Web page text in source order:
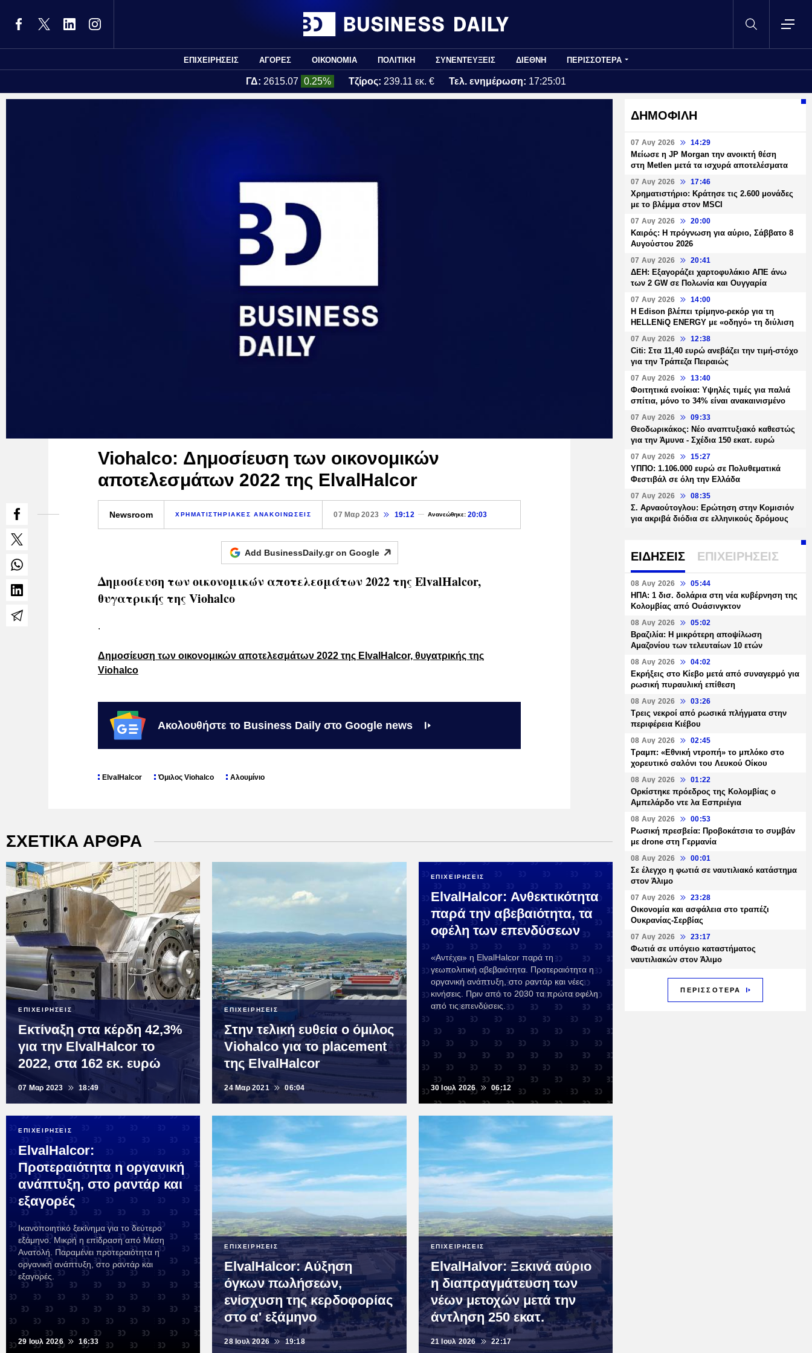
ΕΠΙΧΕΙΡΗΣΕΙΣ ΑΓΟΡΕΣ ΟΙΚΟΝΟΜΙΑ ΠΟΛΙΤΙΚΗ ΣΥΝΕΝΤΕΥΞΕΙΣ ΔΙΕΘΝΗ ΠΕΡΙΣΣΟΤΕΡΑ
ΓΔ: 2615.07 0.25% Τζίρος: 239.11 εκ. € Τελ. ενημέρωση: 17:25:01
Viohalco: Δημοσίευση των οικονομικών
αποτελεσμάτων 2022 της ElvalHalcor
Newsroom ΧΡΗΜΑΤΙΣΤΗΡΙΑΚΕΣ ΑΝΑΚΟΙΝΩΣΕΙΣ 07 Μαρ 2023 19:12 Ανανεώθηκε:20:03
Add BusinessDaily.gr on Google
Δημοσίευση των οικονομικών αποτελεσμάτων 2022 της ElvalHalcor,
θυγατρικής της Viohalco
.
Δημοσίευση των οικονομικών αποτελεσμάτων 2022 της ElvalHalcor, θυγατρικής της
Viohalco
Ακολουθήστε το Business Daily στο Google news
ElvalHalcor Όμιλος Viohalco Αλουμίνιο
ΣΧΕΤΙΚΑ ΑΡΘΡΑ
ΕΠΙΧΕΙΡΗΣΕΙΣ
Εκτίναξη στα κέρδη 42,3%
για την ElvalHalcor το
2022, στα 162 εκ. ευρώ
07 Μαρ 2023 18:49
ΕΠΙΧΕΙΡΗΣΕΙΣ
Στην τελική ευθεία ο όμιλος
Viohalco για το placement
της ElvalHalcor
24 Μαρ 2021 06:04
ΕΠΙΧΕΙΡΗΣΕΙΣ
ElvalHalcor: Ανθεκτικότητα
παρά την αβεβαιότητα, τα
οφέλη των επενδύσεων
«Αντέχει» η ElvalHalcor παρά τη
γεωπολιτική αβεβαιότητα. Προτεραιότητα η
οργανική ανάπτυξη, στο ραντάρ και νέες
κινήσεις. Πριν από το 2030 τα πρώτα οφέλη
από τις επενδύσεις.
30 Ιουλ 2026 06:12
ΕΠΙΧΕΙΡΗΣΕΙΣ
ElvalHalcor:
Προτεραιότητα η οργανική
ανάπτυξη, στο ραντάρ και
εξαγορές
Ικανοποιητικό ξεκίνημα για το δεύτερο
εξάμηνο. Μικρή η επίδραση από Μέση
Ανατολή. Παραμένει προτεραιότητα η
οργανική ανάπτυξη, στο ραντάρ και
εξαγορές.
29 Ιουλ 2026 16:33
ΕΠΙΧΕΙΡΗΣΕΙΣ
ElvalHalcor: Αύξηση
όγκων πωλήσεων,
ενίσχυση της κερδοφορίας
στο α' εξάμηνο
28 Ιουλ 2026 19:18
ΕΠΙΧΕΙΡΗΣΕΙΣ
ElvalHalvor: Ξεκινά αύριο
η διαπραγμάτευση των
νέων μετοχών μετά την
άντληση 250 εκατ.
21 Ιουλ 2026 22:17
ΔΗΜΟΦΙΛΗ
07 Αυγ 2026 14:29
Μείωσε η JP Morgan την ανοικτή θέση
στη Metlen μετά τα ισχυρά αποτελέσματα
07 Αυγ 2026 17:46
Χρηματιστήριο: Κράτησε τις 2.600 μονάδες
με το βλέμμα στον MSCI
07 Αυγ 2026 20:00
Καιρός: Η πρόγνωση για αύριο, Σάββατο 8
Αυγούστου 2026
07 Αυγ 2026 20:41
ΔΕΗ: Εξαγοράζει χαρτοφυλάκιο ΑΠΕ άνω
των 2 GW σε Πολωνία και Ουγγαρία
07 Αυγ 2026 14:00
Η Edison βλέπει τρίμηνο-ρεκόρ για τη
HELLENiQ ENERGY με «οδηγό» τη διύλιση
07 Αυγ 2026 12:38
Citi: Στα 11,40 ευρώ ανεβάζει την τιμή-στόχο
για την Τράπεζα Πειραιώς
07 Αυγ 2026 13:40
Φοιτητικά ενοίκια: Υψηλές τιμές για παλιά
σπίτια, μόνο το 34% είναι ανακαινισμένο
07 Αυγ 2026 09:33
Θεοδωρικάκος: Νέο αναπτυξιακό καθεστώς
για την Άμυνα - Σχέδια 150 εκατ. ευρώ
07 Αυγ 2026 15:27
ΥΠΠΟ: 1.106.000 ευρώ σε Πολυθεματικά
Φεστιβάλ σε όλη την Ελλάδα
07 Αυγ 2026 08:35
Σ. Αρναούτογλου: Ερώτηση στην Κομισιόν
για ακριβά διόδια σε ελληνικούς δρόμους
ΕΙΔΗΣΕΙΣ ΕΠΙΧΕΙΡΗΣΕΙΣ
08 Αυγ 2026 05:44
ΗΠΑ: 1 δισ. δολάρια στη νέα κυβέρνηση της
Κολομβίας από Ουάσινγκτον
08 Αυγ 2026 05:02
Βραζιλία: Η μικρότερη αποψίλωση
Αμαζονίου των τελευταίων 10 ετών
08 Αυγ 2026 04:02
Εκρήξεις στο Κίεβο μετά από συναγερμό για
ρωσική πυραυλική επίθεση
08 Αυγ 2026 03:26
Τρεις νεκροί από ρωσικά πλήγματα στην
περιφέρεια Κιέβου
08 Αυγ 2026 02:45
Τραμπ: «Εθνική ντροπή» το μπλόκο στο
χορευτικό σαλόνι του Λευκού Οίκου
08 Αυγ 2026 01:22
Ορκίστηκε πρόεδρος της Κολομβίας ο
Αμπελάρδο ντε λα Εσπριέγια
08 Αυγ 2026 00:53
Ρωσική πρεσβεία: Προβοκάτσια το συμβάν
με drone στη Γερμανία
08 Αυγ 2026 00:01
Σε έλεγχο η φωτιά σε ναυτιλιακό κατάστημα
στον Άλιμο
07 Αυγ 2026 23:28
Οικονομία και ασφάλεια στο τραπέζι
Ουκρανίας-Σερβίας
07 Αυγ 2026 23:17
Φωτιά σε υπόγειο καταστήματος
ναυτιλιακών στον Άλιμο
ΠΕΡΙΣΣΟΤΕΡΑ